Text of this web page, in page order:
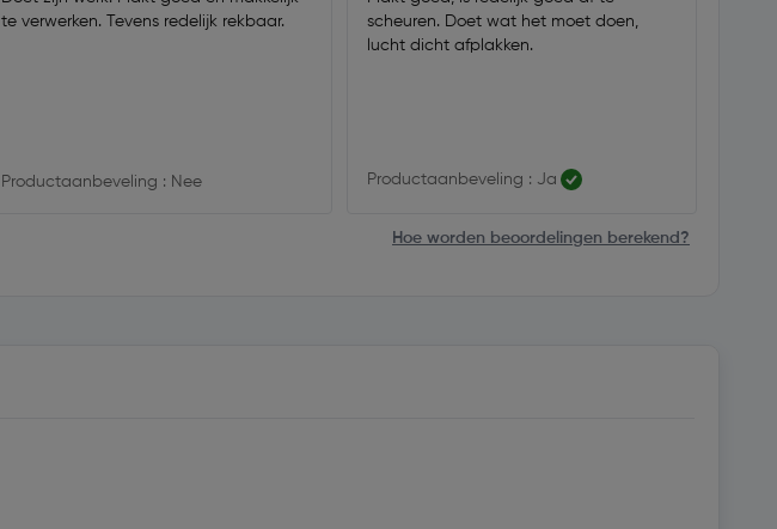
te verwerken. Tevens redelijk rekbaar.
Productaanbeveling : Nee
scheuren. Doet wat het moet doen,
lucht dicht afplakken.
Productaanbeveling : Ja
Hoe worden beoordelingen berekend?